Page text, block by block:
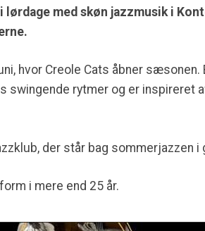
med skøn jazzmusik i
hvor Creole Cats åbner
swingende rytmer og er inspireret
der står bag sommerjazzen i
i mere end 25 år.